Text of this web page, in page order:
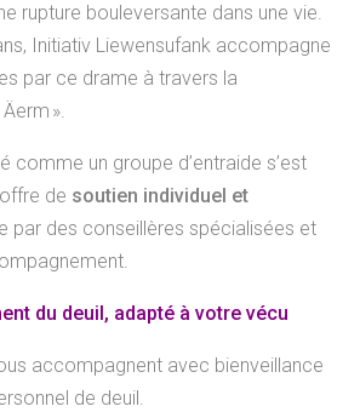
rupture bouleversante dans une vie.
Initiativ Liewensufank accompagne
par ce drame à travers la
».
comme un groupe d’entraide s’est
de soutien individuel et
par des conseillères spécialisées et
du deuil, adapté à votre vécu
accompagnent avec bienveillance
de deuil.